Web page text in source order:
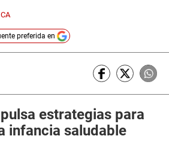
preferida en
estrategias para
infancia saludable